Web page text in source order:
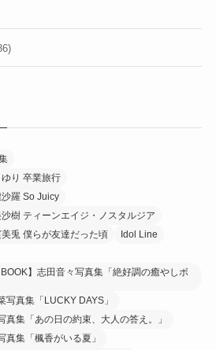
り 卒業旅行
羅 So Juicy
樹 ティーンエイジ・ノスタルジア
兎 僕らが友達だった頃
Idol Line
BOOK】志田音々写真集「絶好調の癒やしボ
写真集「LUCKY DAYS」
真集「あの日の約束、大人の答え。」
真集「楓香がいる夏」